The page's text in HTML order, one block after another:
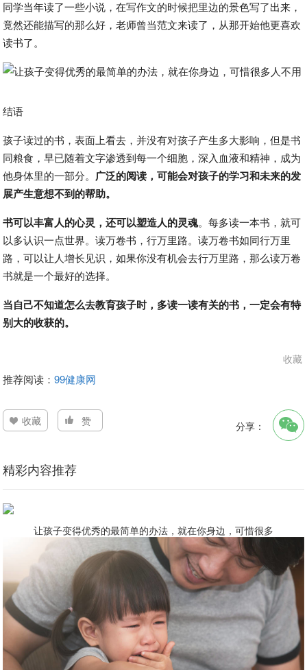
同学当年读了一些小说，在写作文的时候把里边的景色写了出来，
竟然还能描写的那么好，老师曾当范文来读了，从那开始他更喜欢
读书了。
结语
孩子读过的书，表面上看去，并没有对孩子产生多大影响，但是书
同粮食，早已随着文字渗透到每一个细胞，深入血液和精神，成为
他身体里的一部分。 广泛的阅读，可能会对孩子的学习和未来的发
展产生意想不到的帮助。
书可以丰富人的心灵，还可以塑造人的灵魂。每多读一本书，就可
以多认识一点世界。读万卷书，行万里路。读万卷书如同行万里
路，可以让人增长见识，如果你没有机会去行万里路，那么读万卷
书就是一个最好的选择。
当自己不知道怎么去教育孩子时，多读一读有关的书，一定会有特
别大的收获的。
收藏
推荐阅读：99健康网
收藏 赞 分享：
精彩内容推荐
让孩子变得优秀的最简单的办法，就在你身边，可惜很多